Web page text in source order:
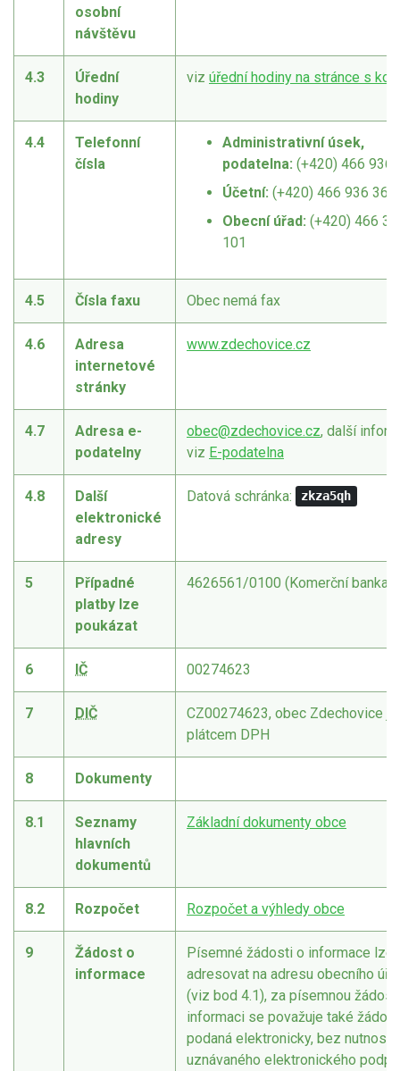
osobní
návštěvu
4.3
Úřední
hodiny
viz úřední hodiny na stránce s
4.4
Telefonní
čísla
Administrativní úsek,
podatelna: (+420) 466 936
Účetní: (+420) 466 936 360
Obecní úřad: (+420) 466
101
4.5 Čísla faxu Obec nemá fax
4.6
Adresa
internetové
stránky
www.zdechovice.cz
4.7
Adresa e-
podatelny
obec@zdechovice.cz, další
viz E-podatelna
4.8
Další
elektronické
adresy
Datová schránka: zkza5qh
5
Případné
platby lze
poukázat
4626561/0100 (Komerční banka
6 IČ 00274623
7 DIČ
CZ00274623, obec Zdechovice je
plátcem DPH
8 Dokumenty
8.1
Seznamy
hlavních
dokumentů
Základní dokumenty obce
8.2 Rozpočet Rozpočet a výhledy obce
9
Žádost o
informace
Písemné žádosti o informace lze
adresovat na adresu obecního
(viz bod 4.1), za písemnou žádost
informaci se považuje také žádost
podaná elektronicky, bez nutnosti
uznávaného elektronického